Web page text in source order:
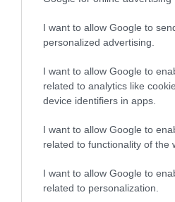
I want to allow Google to
personalized advertising.
I want to allow Google to
related to analytics like
device identifiers in apps.
I want to allow Google to
related to functionality of the
I want to allow Google to
related to personalization.